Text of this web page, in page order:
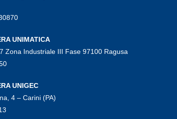
UNIMATICA
Zona Industriale III Fase 97100 Ragusa
UNIGEC
4 – Carini (PA)